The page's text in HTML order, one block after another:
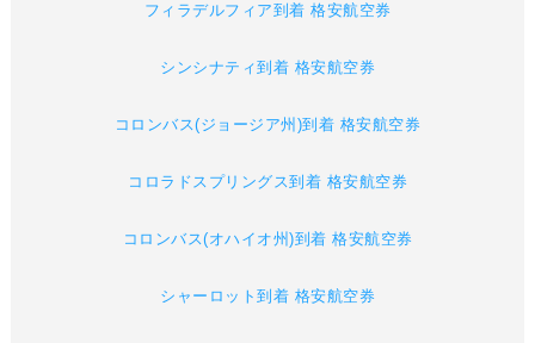
フィラデルフィア到着 格安航空券
シンシナティ到着 格安航空券
コロンバス(ジョージア州)到着 格安航空券
コロラドスプリングス到着 格安航空券
コロンバス(オハイオ州)到着 格安航空券
シャーロット到着 格安航空券